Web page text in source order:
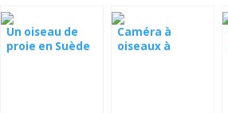
Un oiseau de
proie en Suède
Caméra à
oiseaux à